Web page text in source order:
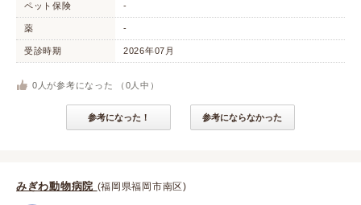
ペット保険 -
薬 -
受診時期 2026年07月
0 人が参考になった （ 0 人中）
参考になった！ 参考にならなかった
みぎわ動物病院 (福岡県福岡市南区)